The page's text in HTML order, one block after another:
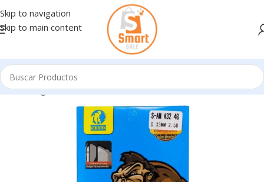
Skip to navigation
Skip to main content
Inicio/Ingresando